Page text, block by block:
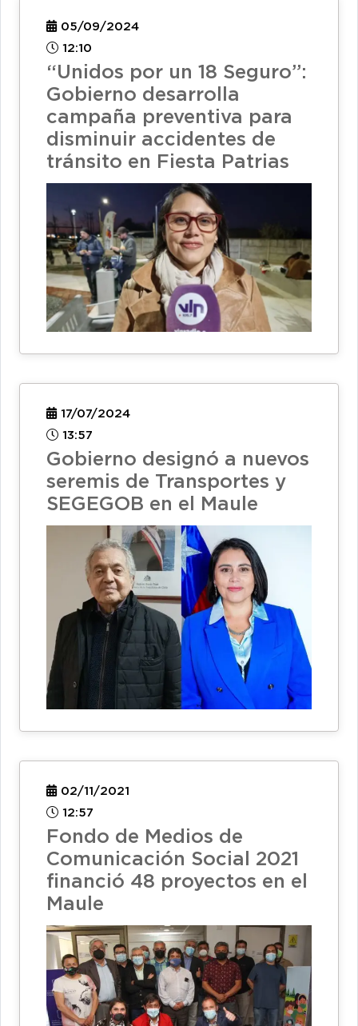
05/09/2024
12:10
“Unidos por un 18 Seguro”:
Gobierno desarrolla
campaña preventiva para
disminuir accidentes de
tránsito en Fiesta Patrias
17/07/2024
13:57
Gobierno designó a nuevos
seremis de Transportes y
SEGEGOB en el Maule
02/11/2021
12:57
Fondo de Medios de
Comunicación Social 2021
financió 48 proyectos en el
Maule